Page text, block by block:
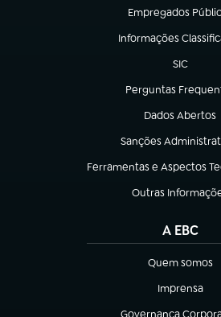
Empregados
(abre em nova aba)
Informações
(abre em nova aba)
SIC
(abre em
Perguntas
(abre em nova aba)
Dados Abertos
(abre em nova
Sanções
(abre em nova aba)
Ferramentas e Aspectos
(abre em nova aba)
Outras
(abre em nova
A EBC
Quem somos
(abre em nova
Imprensa
(abre em